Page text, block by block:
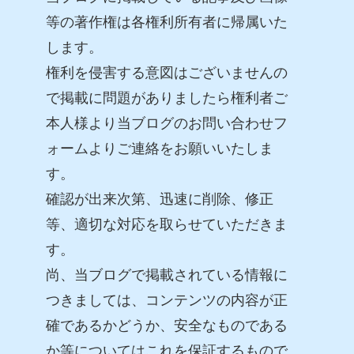
等の著作権は各権利所有者に帰属いた
します。
権利を侵害する意図はございませんの
で掲載に問題がありましたら権利者ご
本人様より当ブログのお問い合わせフ
ォームよりご連絡をお願いいたしま
す。
確認が出来次第、迅速に削除、修正
等、適切な対応を取らせていただきま
す。
尚、当ブログで掲載されている情報に
つきましては、コンテンツの内容が正
確であるかどうか、安全なものである